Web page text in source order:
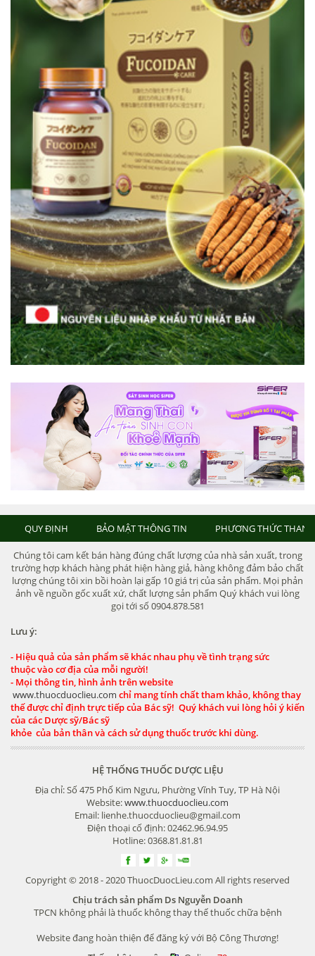
QUY ĐỊNH BẢO MẬT THÔNG TIN PHƯƠNG THỨC
Chúng tôi cam kết bán hàng đúng chất lượng của nhà sản xuất, trong
trường hợp khách hàng phát hiện hàng giả, hàng không đảm bảo chất
lượng chúng tôi xin bồi hoàn lại gấp 10 giá trị của sản phẩm. Mọi phản
ảnh về nguồn gốc xuất xứ, chất lượng sản phẩm Quý khách vui lòng
gọi tới số 0904.878.581
Lưu ý:
- Hiệu quả của sản phẩm sẽ khác nhau phụ về tình trạng sức
thuộc vào cơ địa của mỗi người!
- Mọi thông tin, hình ảnh trên website
www.thuocduoclieu.com chỉ mang tính chất tham khảo, không thay
thế được chỉ định trực tiếp của Bác sỹ! Quý khách vui lòng hỏi ý kiến
của các Dược sỹ/Bác sỹ
khỏe của bản thân và cách sử dụng thuốc trước khi dùng.
HỆ THỐNG THUỐC DƯỢC LIỆU
Địa chỉ: Số 475 Phố Kim Ngưu, Phường Vĩnh Tuy, TP Hà Nội
Website:www.thuocduoclieu.com
Email: lienhe.thuocduoclieu@gmail.com
Điện thoại cố định: 02462.96.94.95
Hotline: 0368.81.81.81
Copyright © 2018 - 2020 ThuocDuocLieu.com All rights reserved
Chịu trách sản phẩm Ds Nguyễn Doanh
TPCN không phải là thuốc không thay thế thuốc chữa bệnh
Website đang hoàn thiện để đăng ký với Bộ Công Thương!